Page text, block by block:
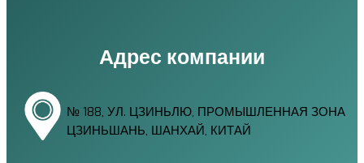
Адрес компании
№ 188, УЛ. ЦЗИНЬЛЮ, ПРОМЫШЛЕННАЯ ЗОНА
ЦЗИНЬШАНЬ, ШАНХАЙ, КИТАЙ